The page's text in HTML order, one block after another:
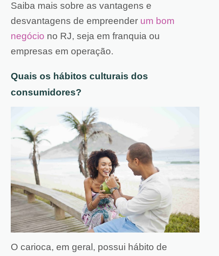
Saiba mais sobre as vantagens e
desvantagens de empreender um bom
negócio no RJ, seja em franquia ou
empresas em operação.
Quais os hábitos culturais dos
consumidores?
O carioca, em geral, possui hábito de